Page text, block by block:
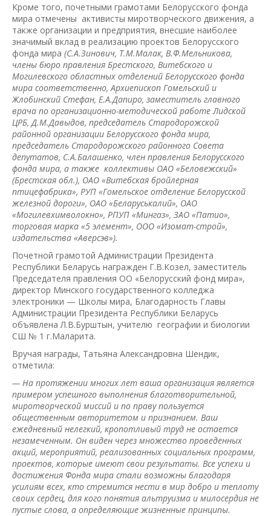
Кроме того, почетными грамотами Белорусского фонда
мира отмечены активисты миротворческого движения, а
также организации и предприятия, внесшие наиболее
значимый вклад в реализацию проектов Белорусского
фонда мира (С.А.Зинович, Т.М.Малак, В.Ф.Мельникова,
члены бюро правления Брестского, Витебского и
Могилевского областных отделений Белорусского фонда
мира соответственно, Архиепископ Гомельский и
Жлобинский Стефан, Е.А.Дапиро, заместитель главного
врача по организационно-методической работе Лидской
ЦРБ, Д.М.Давыдов, председатель Стародорожской
районной организации Белорусского фонда мира,
председатель Стародорожского районного Совета
депутатов, С.А.Балашенко, член правления Белорусского
фонда мира, а также коллективы ОАО «Беловежский»
(Брестская обл.), ОАО «Витебская бройлерная
птицефабрика», РУП «Гомельское отделение Белорусской
железной дороги», ОАО «Беларуськалий», ОАО
«Могилевхимволокно», РПУП «Мингаз», ЗАО «Патио»,
торговая марка «5 элемент», ООО «Изомат-строй»,
издательства «Аверсэв»).
Почетной грамотой Администрации Президента
Республики Беларусь награжден Г.В.Козел, заместитель
Председателя правления ОО «Белорусский фонд мира»,
директор Минского государственного колледжа
электроники — Школы мира, Благодарность Главы
Администрации Президента Республики Беларусь
объявлена Л.В.Бурштын, учителю географии и биологии
СШ № 1 г.Маларита.
Вручая награды, Татьяна Александровна Шендик,
отметила:
— На протяжении многих лет ваша организация является
примером успешного выполнения благотворительной,
миротворческой миссий и по праву пользуется
общественным авторитетом и признанием. Ваш
ежедневный нелегкий, кропотливый труд не остается
незамеченным. Он виден через множество проведенных
акций, мероприятий, реализованных социальных программ,
проектов, которые имеют свои результаты. Все успехи и
достижения Фонда мира стали возможны благодаря
усилиям всех, кто стремится нести в мир добро и теплоту
своих сердец, для кого понятия альтруизма и милосердия не
пустые слова, а определяющие жизненные принципы.